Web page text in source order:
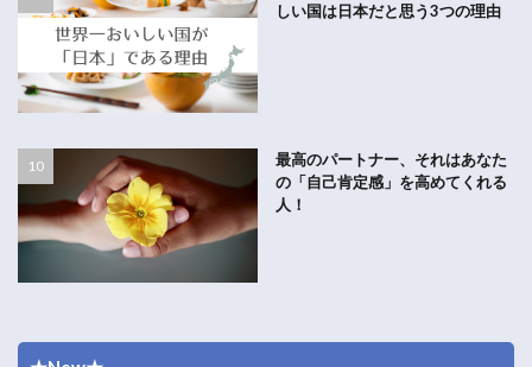
しい国は日本だと思う3つの理由
最高のパートナー、それはあなた
の「自己肯定感」を高めてくれる
人！